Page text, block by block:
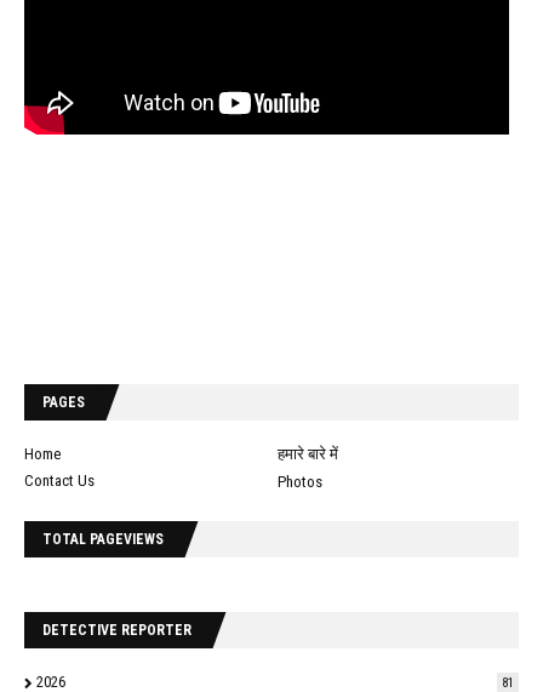
PAGES
Home
हमारे बारे में
Contact Us
Photos
TOTAL PAGEVIEWS
DETECTIVE REPORTER
2026 81